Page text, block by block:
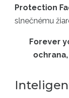
Protection
slnečnému
Forever